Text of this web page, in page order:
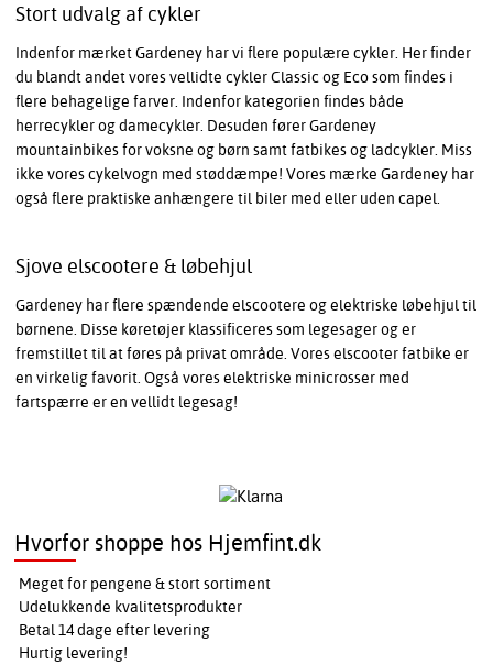
Stort udvalg af cykler
Indenfor mærket Gardeney har vi flere populære cykler. Her finder
du blandt andet vores vellidte cykler Classic og Eco som findes i
flere behagelige farver. Indenfor kategorien findes både
herrecykler og damecykler. Desuden fører Gardeney
mountainbikes for voksne og børn samt fatbikes og ladcykler. Miss
ikke vores cykelvogn med støddæmpe! Vores mærke Gardeney har
også flere praktiske anhængere til biler med eller uden capel.
Sjove elscootere & løbehjul
Gardeney har flere spændende elscootere og elektriske løbehjul til
børnene. Disse køretøjer klassificeres som legesager og er
fremstillet til at føres på privat område. Vores elscooter fatbike er
en virkelig favorit. Også vores elektriske minicrosser med
fartspærre er en vellidt legesag!
Hvorfor shoppe hos Hjemfint.dk
Meget for pengene & stort sortiment
Udelukkende kvalitetsprodukter
Betal 14 dage efter levering
Hurtig levering!